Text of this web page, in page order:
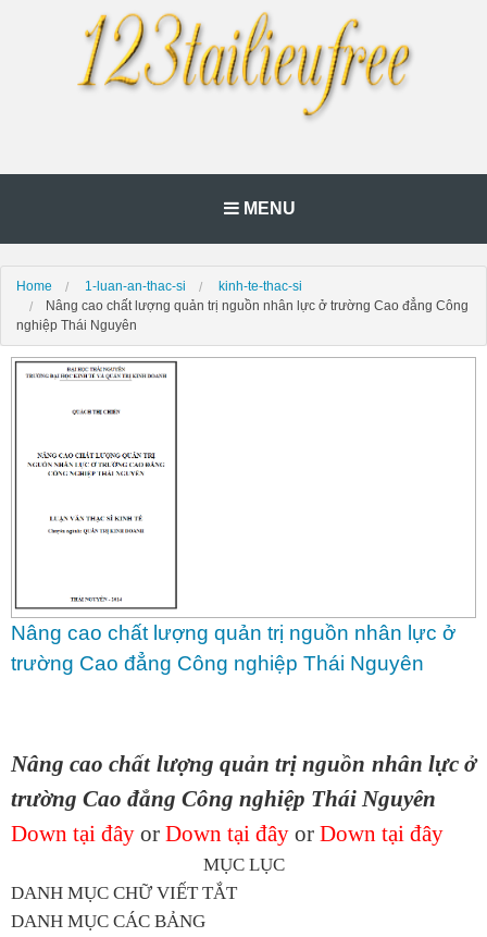
MENU
Home 1-luan-an-thac-si
kinh-te-thac-si
Nâng cao chất lượng quản trị nguồn nhân lực ở trường Cao đẳng Công
nghiệp Thái Nguyên
Nâng cao chất lượng quản trị nguồn nhân lực ở
trường Cao đẳng Công nghiệp Thái Nguyên
Nâng cao chất lượng quản trị nguồn nhân lực ở
trường Cao đẳng Công nghiệp Thái Nguyên
Down tại đây or Down tại đây or Down tại đây
MỤC LỤC
DANH MỤC CHỮ VIẾT TẮT
DANH MỤC CÁC BẢNG